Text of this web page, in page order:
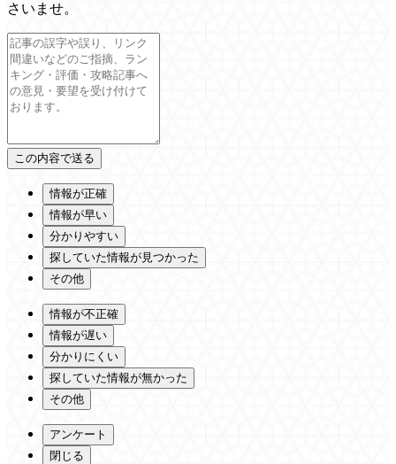
さいませ。
情報が正確
情報が早い
分かりやすい
探していた情報が見つかった
その他
情報が不正確
情報が遅い
分かりにくい
探していた情報が無かった
その他
アンケート
閉じる